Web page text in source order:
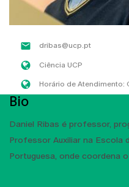
dribas@ucp.pt
Ciência UCP
Horário de Atendimento:
Bio
Daniel Ribas é professor,
Professor Auxiliar na Escola
Portuguesa, onde coordena o